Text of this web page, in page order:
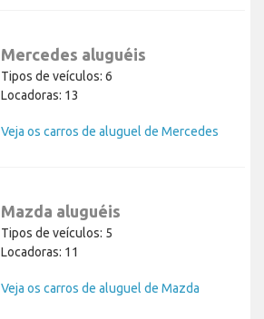
Mercedes aluguéis
Tipos de veículos: 6
Locadoras: 13
Veja os carros de aluguel de Mercedes
Mazda aluguéis
Tipos de veículos: 5
Locadoras: 11
Veja os carros de aluguel de Mazda